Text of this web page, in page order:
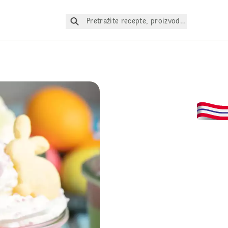
Pretražite recepte, proizvode itd.